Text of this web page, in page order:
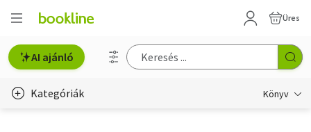
Üres
AI ajánló
Kategóriák Könyv